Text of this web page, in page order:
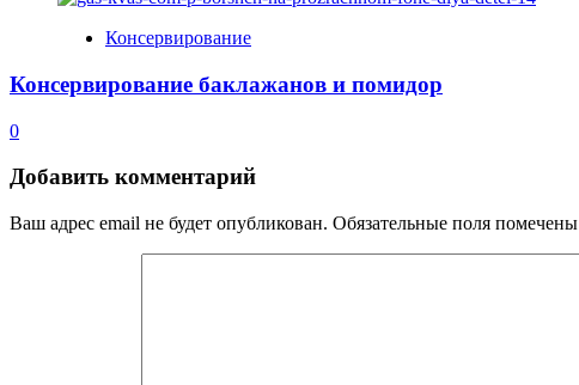
Консервирование
Консервирование баклажанов и помидор
0
Добавить комментарий
Ваш адрес email не будет опубликован. Обязательные поля помечены